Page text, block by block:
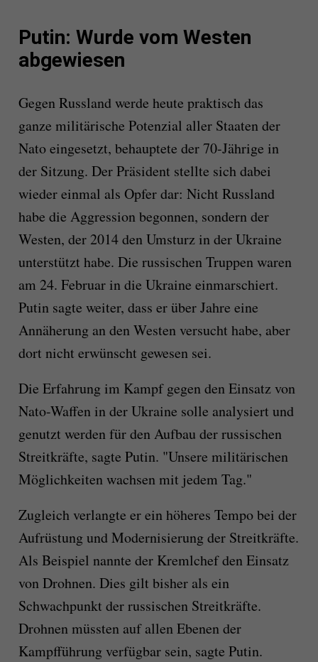
Putin: Wurde vom Westen
abgewiesen
Gegen Russland werde heute praktisch das
ganze militärische Potenzial aller Staaten der
Nato eingesetzt, behauptete der 70-Jährige in
der Sitzung. Der Präsident stellte sich dabei
wieder einmal als Opfer dar: Nicht Russland
habe die Aggression begonnen, sondern der
Westen, der 2014 den Umsturz in der Ukraine
unterstützt habe. Die russischen Truppen waren
am 24. Februar in die Ukraine einmarschiert.
Putin sagte weiter, dass er über Jahre eine
Annäherung an den Westen versucht habe, aber
dort nicht erwünscht gewesen sei.
Die Erfahrung im Kampf gegen den Einsatz von
Nato-Waffen in der Ukraine solle analysiert und
genutzt werden für den Aufbau der russischen
Streitkräfte, sagte Putin. "Unsere militärischen
Möglichkeiten wachsen mit jedem Tag."
Zugleich verlangte er ein höheres Tempo bei der
Aufrüstung und Modernisierung der Streitkräfte.
Als Beispiel nannte der Kremlchef den Einsatz
von Drohnen. Dies gilt bisher als ein
Schwachpunkt der russischen Streitkräfte.
Drohnen müssten auf allen Ebenen der
Kampfführung verfügbar sein, sagte Putin.